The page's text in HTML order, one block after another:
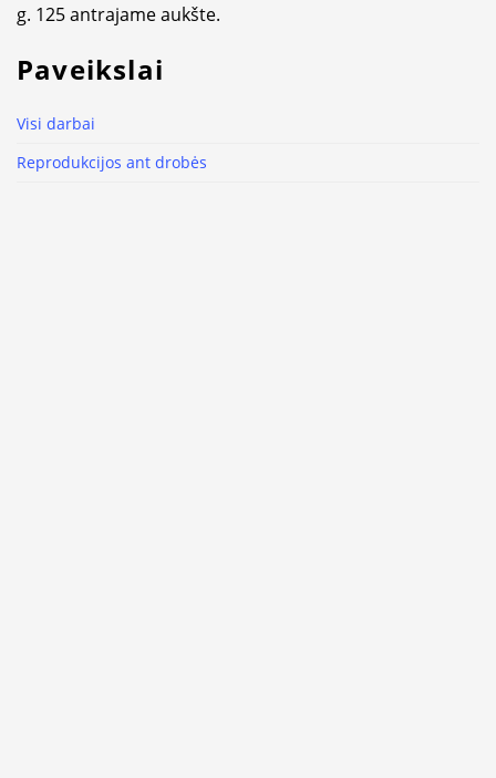
g. 125 antrajame aukšte.
Paveikslai
Visi darbai
Reprodukcijos ant drobės